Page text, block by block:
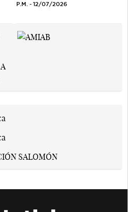
P.M. - 12/07/2026